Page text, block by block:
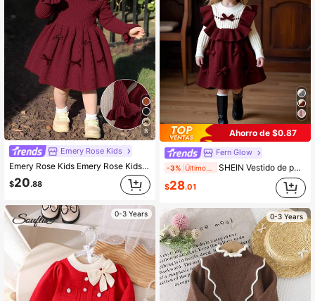
8
Emery Rose Kids
Emery Rose Kids Emery Rose Kids Vestido de manga larga de punto de unicolor lindo para bebé niña, otoño/invierno
$20.88
0-3 Years
Ahorro de $0.87
Fern Glow
-3% SHEIN Vestido de punto con lazo 3D decorativo de colores contrastantes, adecuado para otoño e invierno, para bebé niña
$28.01
0-3 Years